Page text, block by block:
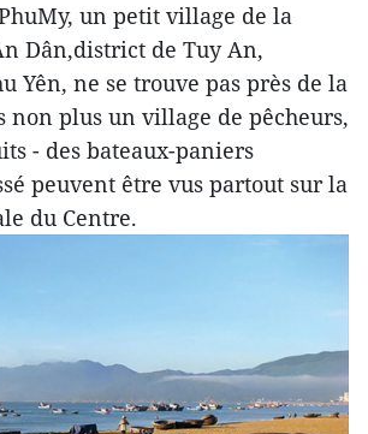
un petit village de la
Dân,district de Tuy An,
Yên, ne se trouve pas près de la
non plus un village de pêcheurs,
- des bateaux-paniers
peuvent être vus partout sur la
du Centre.